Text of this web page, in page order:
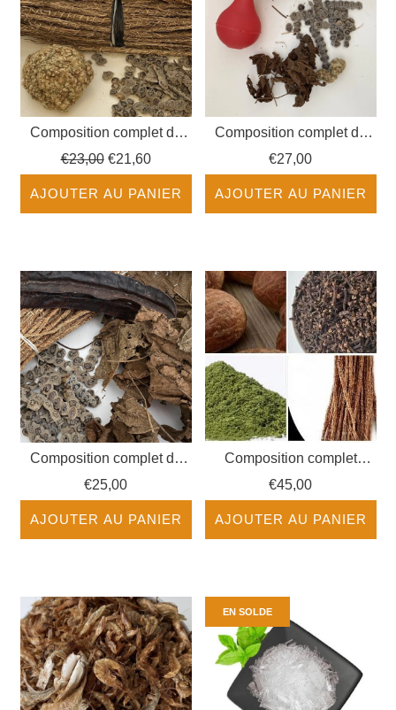
Composition complet du
Gongolili
Prix
€23,00 €21,60
AJOUTER AU PANIER
Composition complet du
Gongolili avec Materiel
€27,00
AJOUTER AU PANIER
Composition complet du
Gongolili plus 4 côtés
€25,00
AJOUTER AU PANIER
Composition complet
Secret des Hommes
€45,00
AJOUTER AU PANIER
EN SOLDE